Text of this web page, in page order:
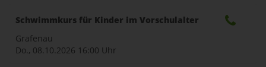
Schwimmkurs für Kinder im Vorschulalter
Grafenau
Do., 08.10.2026 16:00 Uhr